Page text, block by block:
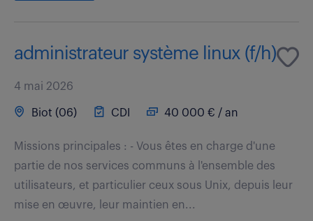
administrateur système linux (f/h)
4 mai 2026
Biot (06) CDI 40 000 € / an
Missions principales : - Vous êtes en charge d'une
partie de nos services communs à l'ensemble des
utilisateurs, et particulier ceux sous Unix, depuis leur
mise en œuvre, leur maintien en...